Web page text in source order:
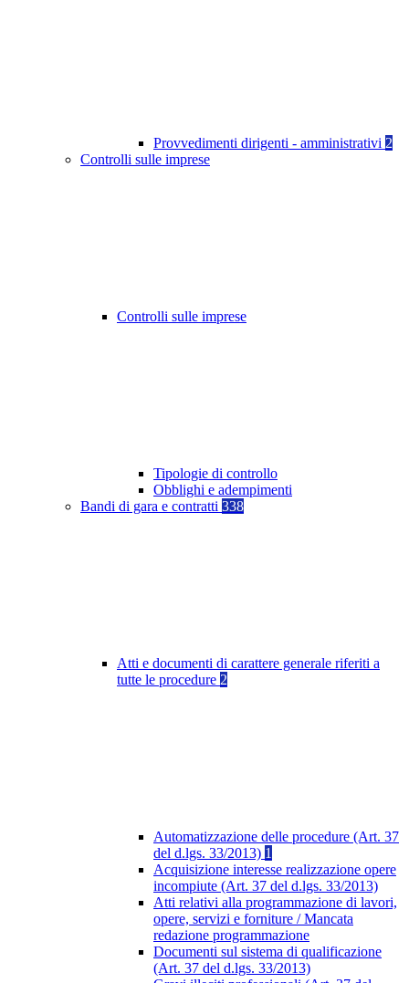
Provvedimenti dirigenti - amministrativi 2
Controlli sulle imprese
Controlli sulle imprese
Tipologie di controllo
Obblighi e adempimenti
Bandi di gara e contratti 338
Atti e documenti di carattere generale riferiti a
tutte le procedure 2
Automatizzazione delle procedure (Art. 37
del d.lgs. 33/2013) 1
Acquisizione interesse realizzazione opere
incompiute (Art. 37 del d.lgs. 33/2013)
Atti relativi alla programmazione di lavori,
opere, servizi e forniture / Mancata
redazione programmazione
Documenti sul sistema di qualificazione
(Art. 37 del d.lgs. 33/2013)